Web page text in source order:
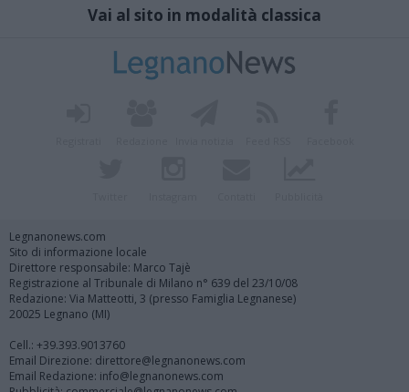
Vai al sito in modalità classica
Legnanonews.com
Sito di informazione locale
Direttore responsabile: Marco Tajè
Registrazione al Tribunale di Milano n° 639 del 23/10/08
Redazione: Via Matteotti, 3 (presso Famiglia Legnanese)
20025 Legnano (MI)
Cell.: +39.393.9013760
Email Direzione: direttore@legnanonews.com
Email Redazione: info@legnanonews.com